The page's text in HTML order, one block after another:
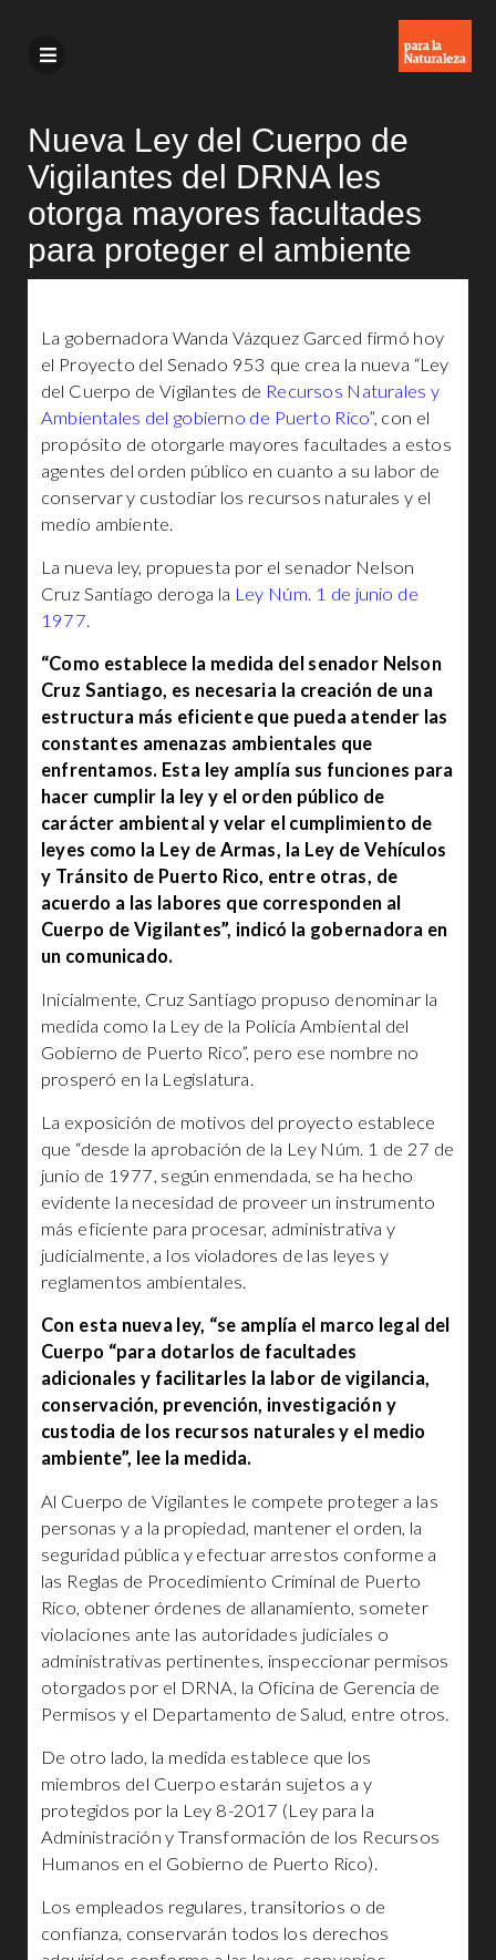
Nueva Ley del Cuerpo de
Vigilantes del DRNA les
otorga mayores facultades
para proteger el ambiente
La gobernadora Wanda Vázquez Garced firmó hoy
el Proyecto del Senado 953 que crea la nueva “Ley
del Cuerpo de Vigilantes de Recursos Naturales y
Ambientales del gobierno de Puerto Rico”, con el
propósito de otorgarle mayores facultades a estos
agentes del orden público en cuanto a su labor de
conservar y custodiar los recursos naturales y el
medio ambiente.
La nueva ley, propuesta por el senador Nelson
Cruz Santiago deroga la Ley Núm. 1 de junio de
1977.
“Como establece la medida del senador Nelson
Cruz Santiago, es necesaria la creación de una
estructura más eficiente que pueda atender las
constantes amenazas ambientales que
enfrentamos. Esta ley amplía sus funciones para
hacer cumplir la ley y el orden público de
carácter ambiental y velar el cumplimiento de
leyes como la Ley de Armas, la Ley de Vehículos
y Tránsito de Puerto Rico, entre otras, de
acuerdo a las labores que corresponden al
Cuerpo de Vigilantes”, indicó la gobernadora en
un comunicado.
Inicialmente, Cruz Santiago propuso denominar la
medida como la Ley de la Policía Ambiental del
Gobierno de Puerto Rico”, pero ese nombre no
prosperó en la Legislatura.
La exposición de motivos del proyecto establece
que “desde la aprobación de la Ley Núm. 1 de 27 de
junio de 1977, según enmendada, se ha hecho
evidente la necesidad de proveer un instrumento
más eficiente para procesar, administrativa y
judicialmente, a los violadores de las leyes y
reglamentos ambientales.
Con esta nueva ley, “se amplía el marco legal del
Cuerpo “para dotarlos de facultades
adicionales y facilitarles la labor de vigilancia,
conservación, prevención, investigación y
custodia de los recursos naturales y el medio
ambiente”, lee la medida.
Al Cuerpo de Vigilantes le compete proteger a las
personas y a la propiedad, mantener el orden, la
seguridad pública y efectuar arrestos conforme a
las Reglas de Procedimiento Criminal de Puerto
Rico, obtener órdenes de allanamiento, someter
violaciones ante las autoridades judiciales o
administrativas pertinentes, inspeccionar permisos
otorgados por el DRNA, la Oficina de Gerencia de
Permisos y el Departamento de Salud, entre otros.
De otro lado, la medida establece que los
miembros del Cuerpo estarán sujetos a y
protegidos por la Ley 8-2017 (Ley para la
Administración y Transformación de los Recursos
Humanos en el Gobierno de Puerto Rico).
Los empleados regulares, transitorios o de
confianza, conservarán todos los derechos